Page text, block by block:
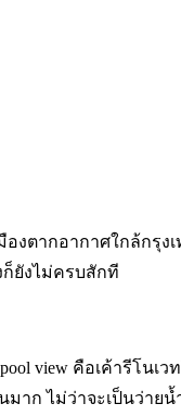
ตากอากาศใกล้กรุงเ
ก็ยังไม่ครบสักที
pool view คือเค้ารีโ
าก ไม่ว่าจะเป็นว่าย